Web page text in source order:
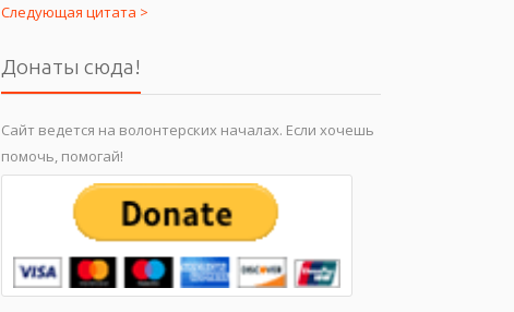
Следующая цитата >
Донаты сюда!
Сайт ведется на волонтерских началах. Если хочешь
помочь, помогай!